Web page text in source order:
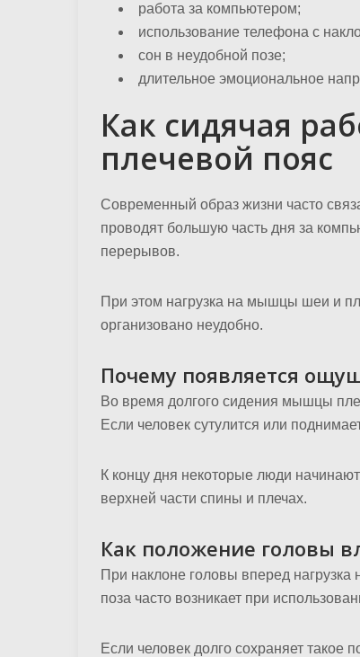
работа за компьютером;
использование телефона с
сон в неудобной позе;
длительное эмоциональное
Как сидячая
плечевой пояс
Современный образ жизни часто
проводят большую часть дня за
перерывов.
При этом нагрузка на мышцы шеи и
организовано неудобно.
Почему появляется
Во время долгого сидения мышцы
Если человек сутулится или
К концу дня некоторые люди
верхней части спины и плечах.
Как положение головы
При наклоне головы вперед
поза часто возникает при
Если человек долго сохраняет